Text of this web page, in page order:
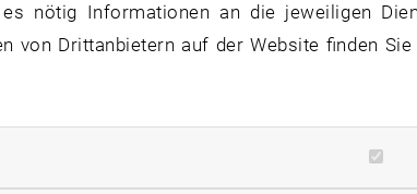
nötig Informationen an die jeweiligen
von Drittanbietern auf der Website finden